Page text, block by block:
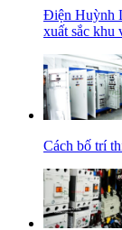
Điện Huỳnh
xuất sắc khu
Cách bố trí